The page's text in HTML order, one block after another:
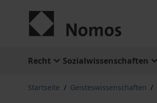
Recht Sozialwissenschaften
Startseite / Geisteswissenschaften /